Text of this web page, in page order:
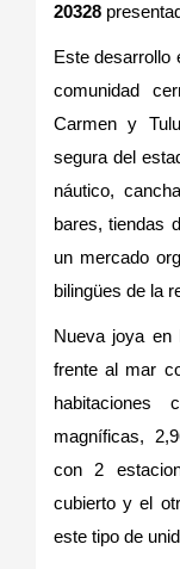
20328
Este desarrollo
comunidad
Carmen y
segura del
náutico,
bares, tiendas
un mercado
bilingües de la
Nueva joya en
frente al mar
magníficas,
con 2
cubierto y el
este tipo de